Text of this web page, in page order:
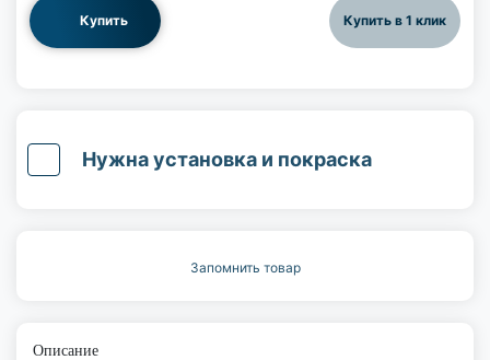
Купить Купить в 1 клик
Нужна установка и покраска
Запомнить товар
Описание